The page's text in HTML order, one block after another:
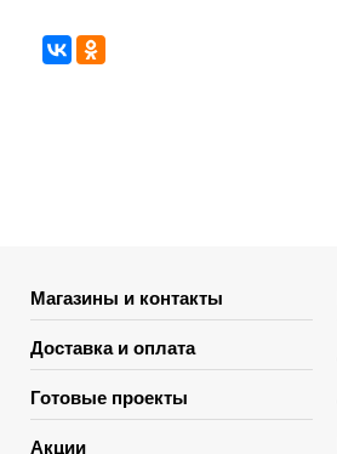
Магазины и контакты
Доставка и оплата
Готовые проекты
Акции